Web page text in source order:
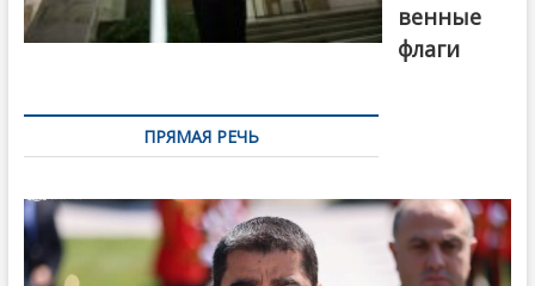
венные
флаги
ПРЯМАЯ РЕЧЬ